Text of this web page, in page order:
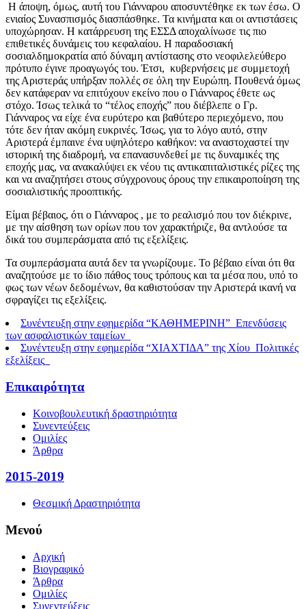
Η άποψη, όμως, αυτή του Γιάνναρου αποσυντέθηκε εκ των έσω. Ο
ενιαίος Συνασπισμός διασπάσθηκε. Τα κινήματα και οι αντιστάσεις
υποχώρησαν. Η κατάρρευση της ΕΣΣΔ αποχαλίνωσε τις πιο
επιθετικές δυνάμεις του κεφαλαίου. Η παραδοσιακή
σοσιαλδημοκρατία από δύναμη αντίστασης στο νεοφιλελεύθερο
πρότυπο έγινε προαγωγός του. Έτσι, κυβερνήσεις με συμμετοχή
της Αριστεράς υπήρξαν πολλές σε όλη την Ευρώπη. Πουθενά όμως
δεν κατάφεραν να επιτύχουν εκείνο που ο Γιάνναρος έθετε ως
στόχο. Ίσως τελικά το “τέλος εποχής” που διέβλεπε ο Γρ.
Γιάνναρος να είχε ένα ευρύτερο και βαθύτερο περιεχόμενο, που
τότε δεν ήταν ακόμη ευκρινές. Ίσως, για το λόγο αυτό, στην
Αριστερά έμπαινε ένα υψηλότερο καθήκον: να αναστοχαστεί την
ιστορική της διαδρομή, να επανασυνδεθεί με τις δυναμικές της
εποχής μας, να ανακαλύψει εκ νέου τις αντικαπιταλιστικές ρίζες της
και να αναζητήσει στους σύγχρονους όρους την επικαιροποίηση της
σοσιαλιστικής προοπτικής.
Είμαι βέβαιος, ότι ο Γιάνναρος , με το ρεαλισμό που τον διέκρινε,
με την αίσθηση των ορίων που τον χαρακτήριζε, θα αντλούσε τα
δικά του συμπεράσματα από τις εξελίξεις.
Τα συμπεράσματα αυτά δεν τα γνωρίζουμε. Το βέβαιο είναι ότι θα
αναζητούσε με το ίδιο πάθος τους τρόπους και τα μέσα που, υπό το
φως των νέων δεδομένων, θα καθιστούσαν την Αριστερά ικανή να
σφραγίζει τις εξελίξεις.
Συνέντευξη στην εφημερίδα “ΚΑΘΗΜΕΡΙΝΗ”_Επενδύσεις
των ασφαλιστικών ταμείων_
Συνέντευξη στην εφημερίδα “ΧΙΑΧΤΙΔΑ” της Χίου_Πολιτικές
εξελίξεις_
Επικαιρότητα
Κοινοβουλευτική δραστηριότητα
Συνεντεύξεις
Ομιλίες
Άρθρα
2015-2019
Θεσμική Δραστηριότητα
Μενού
Αρχική
Βιογραφικό
Άρθρα
Ομιλίες
Συνεντεύξεις